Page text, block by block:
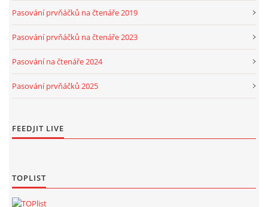
Pasování prvňáčků na čtenáře 2019
Pasování prvňáčků na čtenáře 2023
Pasování na čtenáře 2024
Pasování prvňáčků 2025
FEEDJIT LIVE
TOPLIST